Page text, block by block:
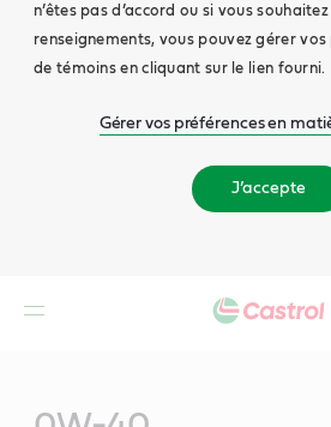
n’êtes pas d’accord ou si vous
renseignements, vous pouvez gérer
de témoins en cliquant sur le lien fourni.
Gérer vos préférences en
J’accepte